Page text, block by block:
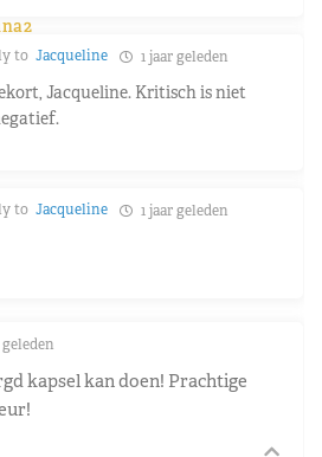
to Jacqueline 1 jaar geleden
Jacqueline. Kritisch is niet
to Jacqueline 1 jaar geleden
geleden
kapsel kan doen! Prachtige